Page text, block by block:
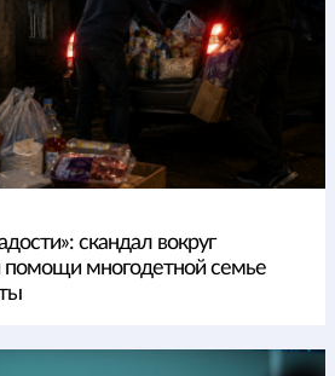
скандал вокруг
помощи многодетной семье